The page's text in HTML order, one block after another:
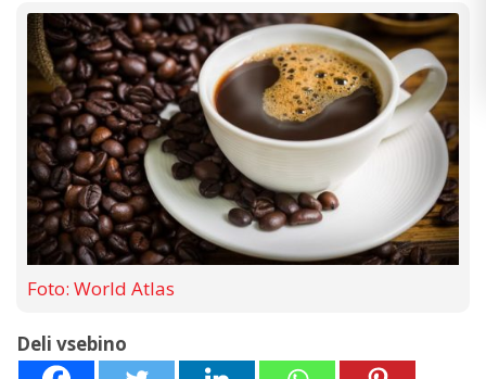
Foto: World Atlas
Deli vsebino